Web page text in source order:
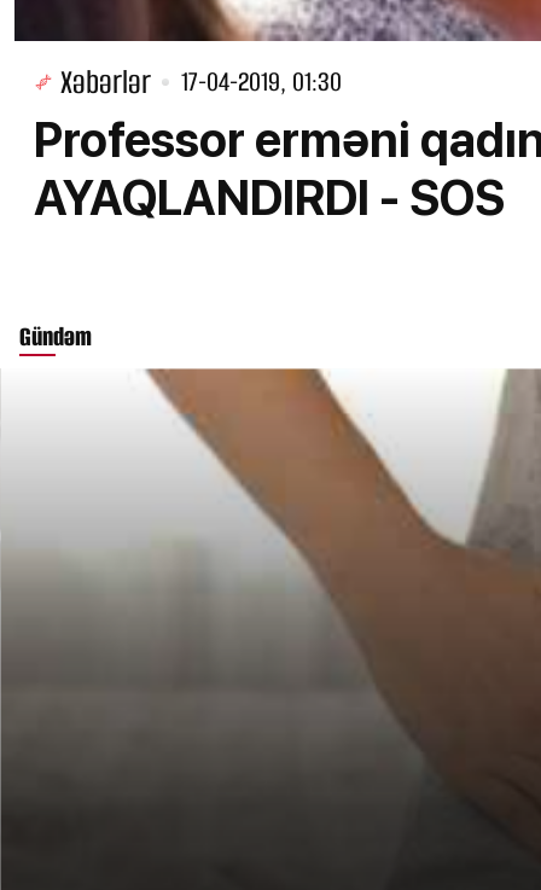
Xəbərlər 17-04-2019, 01:30
Professor erməni
AYAQLANDIRDI - SOS
Gündəm